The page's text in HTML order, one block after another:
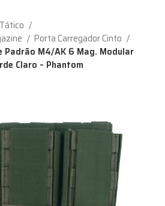
Porta Carregador Cinto
Padrão M4/AK 6 Mag. Modular
Claro – Phantom